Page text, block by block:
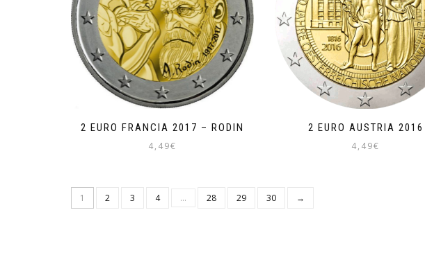
2 EURO FRANCIA 2017 – RODIN
4,49€
2 EURO AUSTRIA 2016
4,49€
1 2 3 4 … 28 29 30 →